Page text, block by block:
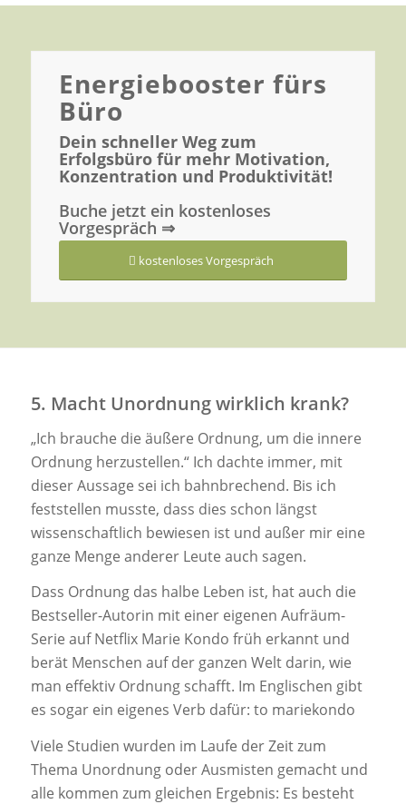
Energiebooster fürs
Büro
Dein schneller Weg zum
Erfolgsbüro für mehr Motivation,
Konzentration und Produktivität!
Buche jetzt ein kostenloses
Vorgespräch ⇒
kostenloses Vorgespräch
5. Macht Unordnung wirklich krank?
„Ich brauche die äußere Ordnung, um die innere
Ordnung herzustellen.“ Ich dachte immer, mit
dieser Aussage sei ich bahnbrechend. Bis ich
feststellen musste, dass dies schon längst
wissenschaftlich bewiesen ist und außer mir eine
ganze Menge anderer Leute auch sagen.
Dass Ordnung das halbe Leben ist, hat auch die
Bestseller-Autorin mit einer eigenen Aufräum-
Serie auf Netflix Marie Kondo früh erkannt und
berät Menschen auf der ganzen Welt darin, wie
man effektiv Ordnung schafft. Im Englischen gibt
es sogar ein eigenes Verb dafür: to mariekondo
Viele Studien wurden im Laufe der Zeit zum
Thema Unordnung oder Ausmisten gemacht und
alle kommen zum gleichen Ergebnis: Es besteht